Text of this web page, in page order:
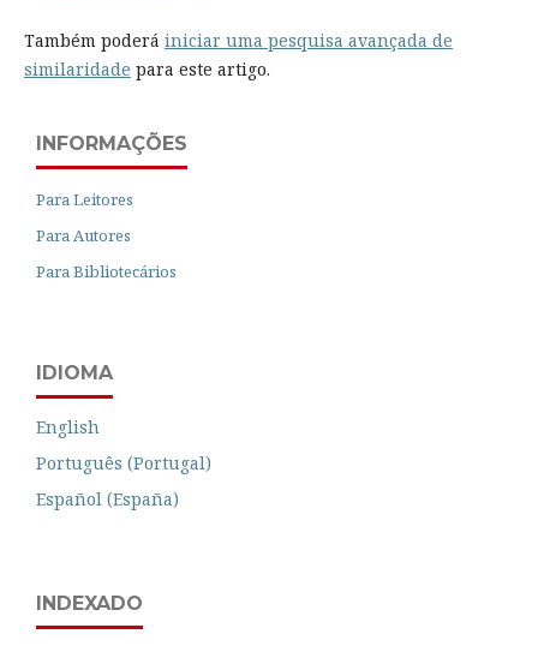
Também poderá iniciar uma pesquisa avançada de
similaridade para este artigo.
INFORMAÇÕES
Para Leitores
Para Autores
Para Bibliotecários
IDIOMA
English
Português (Portugal)
Español (España)
INDEXADO